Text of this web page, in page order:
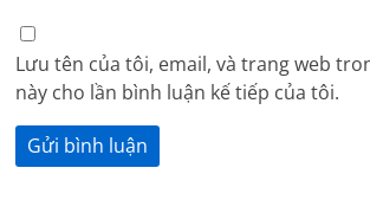
Lưu tên của tôi, email, và trang web
này cho lần bình luận kế tiếp của tôi.